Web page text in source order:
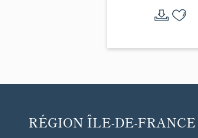
RÉGION ÎLE-DE-FRANCE